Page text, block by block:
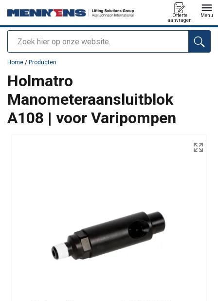
Zoeken
Offerte
aanvragen
Menu
toegevoegd aan uw offerte
Home / Producten
Holmatro
Manometeraansluitblok
A108 | voor Varipompen